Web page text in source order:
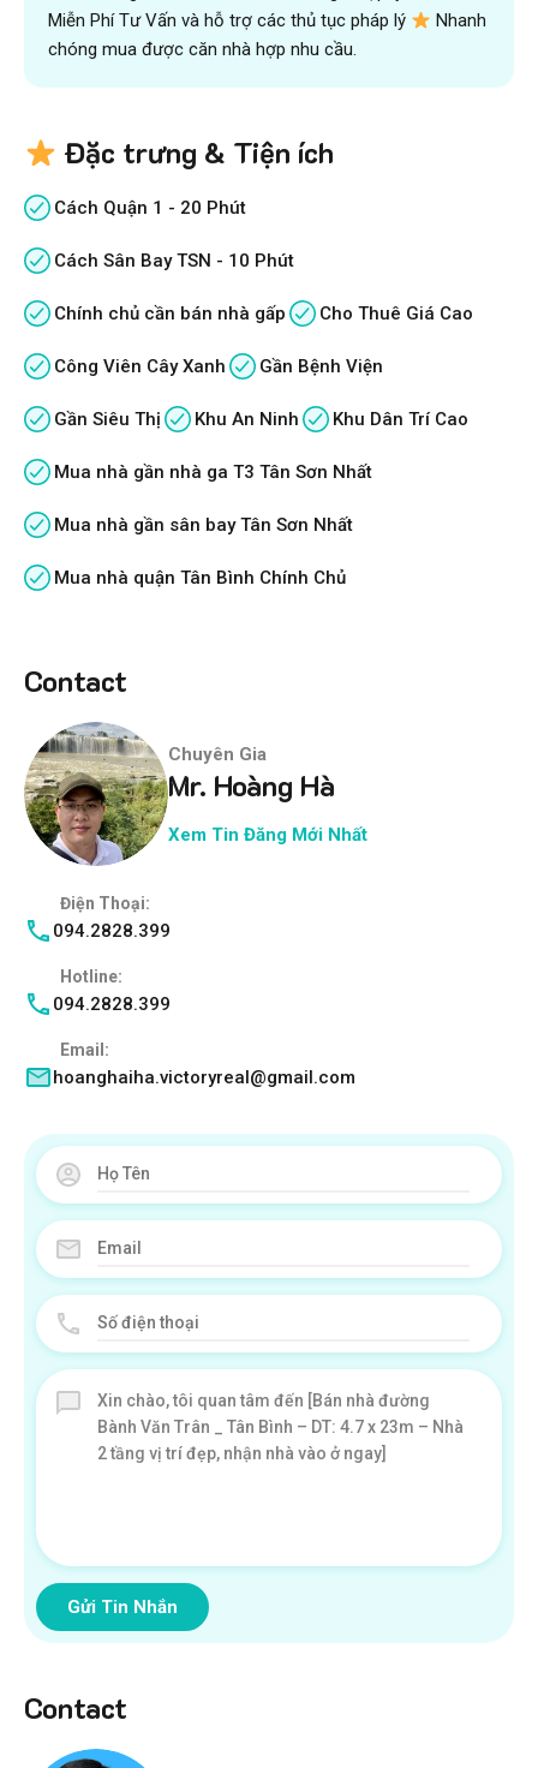
Miễn Phí Tư Vấn và hỗ trợ các thủ tục pháp lý
Nhanh
chóng mua được căn nhà hợp nhu cầu.
Đặc trưng & Tiện ích
Cách Quận 1 - 20 Phút
Cách Sân Bay TSN - 10 Phút
Chính chủ cần bán nhà gấp Cho Thuê Giá Cao
Công Viên Cây Xanh Gần Bệnh Viện
Gần Siêu Thị Khu An Ninh Khu Dân Trí Cao
Mua nhà gần nhà ga T3 Tân Sơn Nhất
Mua nhà gần sân bay Tân Sơn Nhất
Mua nhà quận Tân Bình Chính Chủ
Contact
Chuyên Gia
Mr. Hoàng Hà
Xem Tin Đăng Mới Nhất
Điện Thoại:
094.2828.399
Hotline:
094.2828.399
Email:
hoanghaiha.victoryreal@gmail.com
Gửi Tin Nhắn
Contact